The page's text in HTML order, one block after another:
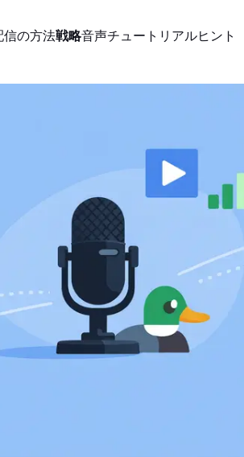
信の方法戦略音声チュートリアルヒント